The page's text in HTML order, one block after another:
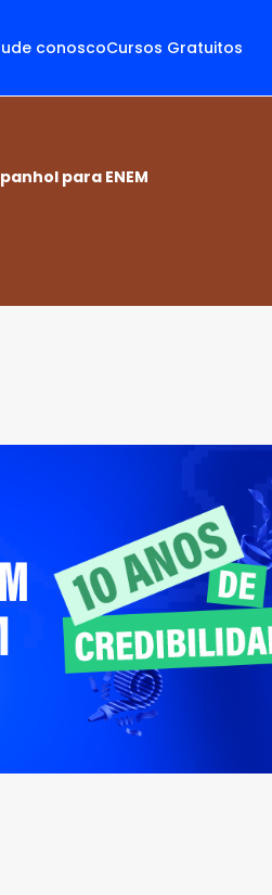
conoscoCursos Gratuitos
para ENEM